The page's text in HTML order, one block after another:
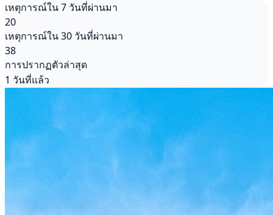
เหตุการณ์ใน 7 วันที่ผ่านมา
20
เหตุการณ์ใน 30 วันที่ผ่านมา
38
การปรากฏตัวล่าสุด
1 วันที่แล้ว